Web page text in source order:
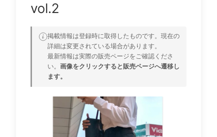
vol.2
掲載情報は登録時に取得したものです。現在の
詳細は変更されている場合があります。
最新情報は実際の販売ページをご確認くださ
い。 画像をクリックすると販売ページへ遷移し
ます。